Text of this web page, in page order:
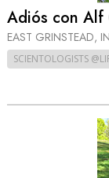
Adiós con Alf
EAST GRINSTEAD,
SCIENTOLOGISTS